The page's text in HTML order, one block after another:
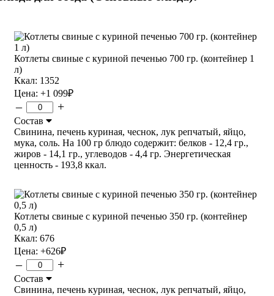
Котлеты свиные с куриной печенью 700 гр. (контейнер 1
л)
Ккал: 1352
Цена: +1 099₽
– +
Состав
Свинина, печень куриная, чеснок, лук репчатый, яйцо,
мука, соль. На 100 гр блюдо содержит: белков - 12,4 гр.,
жиров - 14,1 гр., углеводов - 4,4 гр. Энергетическая
ценность - 193,8 ккал.
Котлеты свиные с куриной печенью 350 гр. (контейнер
0,5 л)
Ккал: 676
Цена: +626₽
– +
Состав
Свинина, печень куриная, чеснок, лук репчатый, яйцо,